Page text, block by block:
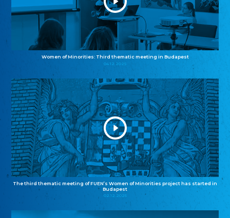
Women of Minorities: Third thematic meeting in Budapest
04.12.2025
The third thematic meeting of FUEN’s Women of Minorities project has started in
Budapest
02.12.2025